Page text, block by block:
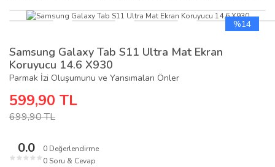
%14
Samsung Galaxy Tab S11 Ultra Mat Ekran
Koruyucu 14.6 X930
Parmak İzi Oluşumunu ve Yansımaları Önler
599,90 TL
699,90 TL
0.0
★ ★ ★ ★ ★
0 Değerlendirme
0 Soru & Cevap